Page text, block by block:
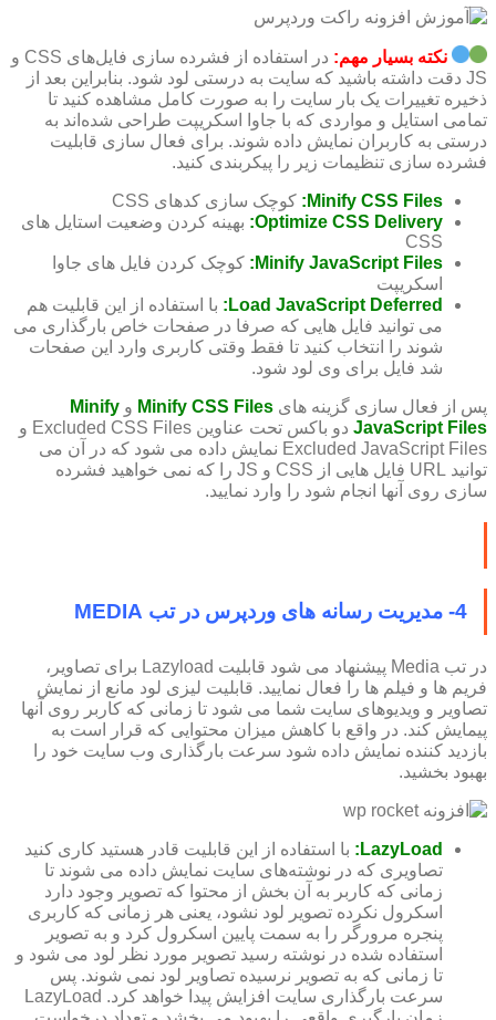
نکته بسیار مهم:
در استفاده از فشرده سازی فایل‌های CSS و
JS دقت داشته باشید که سایت به درستی لود شود. بنابراین بعد از
ذخیره تغییرات یک بار سایت را به صورت کامل مشاهده کنید تا
تمامی استایل و مواردی که با جاوا اسکریپت طراحی شده‌اند به
درستی به کاربران نمایش داده شوند. برای فعال سازی قابلیت
فشرده سازی تنظیمات زیر را پیکربندی کنید.
Minify CSS Files:
کوچک سازی کدهای CSS
Optimize CSS Delivery: بهینه کردن وضعیت استایل های
CSS
Minify JavaScript Files:
کوچک کردن فایل های جاوا
اسکریپت
Load JavaScript Deferred:
با استفاده از این قابلیت هم
می توانید فایل هایی که صرفا در صفحات خاص بارگذاری می
شوند را انتخاب کنید تا فقط وقتی کاربری وارد این صفحات
شد فایل برای وی لود شود.
پس از فعال سازی گزینه های Minify CSS Files و Minify
JavaScript Files دو باکس تحت عناوین Excluded CSS Files و
Excluded JavaScript Files نمایش داده می شود که در آن می
توانید URL فایل هایی از CSS و JS را که نمی خواهید فشرده
سازی روی آنها انجام شود را وارد نمایید.
4- مدیریت رسانه های وردپرس در تب MEDIA
در تب Media پیشنهاد می شود قابلیت Lazyload برای تصاویر،
فریم ها و فیلم ها را فعال نمایید. قابلیت لیزی لود مانع از نمایش
تصاویر و ویدیوهای سایت شما می شود تا زمانی که کاربر روی آنها
پیمایش کند. در واقع با کاهش میزان محتوایی که قرار است به
بازدید کننده نمایش داده شود سرعت بارگذاری وب سایت خود را
بهبود بخشید.
LazyLoad:
با استفاده از این قابلیت قادر هستید کاری کنید
تصاویری که در نوشته‌های سایت نمایش داده می شوند تا
زمانی که کاربر به آن بخش از محتوا که تصویر وجود دارد
اسکرول نکرده تصویر لود نشود، یعنی هر زمانی که کاربری
پنجره مرورگر را به سمت پایین اسکرول کرد و به تصویر
استفاده شده در نوشته رسید تصویر مورد نظر لود می شود و
تا زمانی که به تصویر نرسیده تصاویر لود نمی شوند. پس
سرعت بارگذاری سایت افزایش پیدا خواهد کرد. LazyLoad